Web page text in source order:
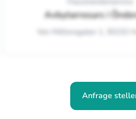
Avbytarresurs i
Von Möllersgatan 1, 30232
Anfrage